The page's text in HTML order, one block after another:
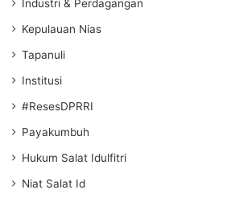
Industri & Perdagangan
Kepulauan Nias
Tapanuli
Institusi
#ResesDPRRI
Payakumbuh
Hukum Salat Idulfitri
Niat Salat Id